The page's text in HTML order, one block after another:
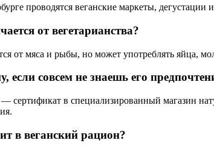
проводятся веганские маркеты,
от вегетарианства?
от мяса и рыбы, но может употреблять яйца,
если совсем не знаешь его
сертификат в специализированный магазин
в веганский рацион?